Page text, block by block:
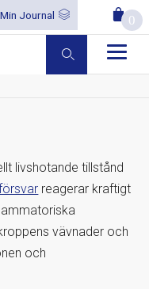
Min Journal 0
livshotande tillstånd
reagerar kraftigt
vävnader och
och